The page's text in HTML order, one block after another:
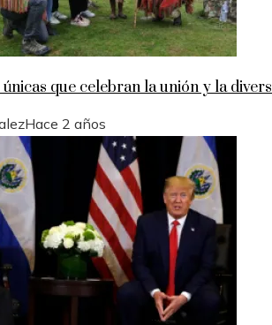
que celebran la unión y la
Hace 2 años